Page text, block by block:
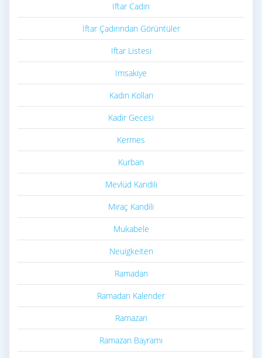
Iftar Cadırı
İftar Çadırından Görüntüler
Iftar Listesi
Imsakiye
Kadın Kolları
Kadir Gecesi
Kermes
Kurban
Mevlüd Kandili
Miraç Kandili
Mukabele
Neuigkeiten
Ramadan
Ramadan Kalender
Ramazan
Ramazan Bayramı